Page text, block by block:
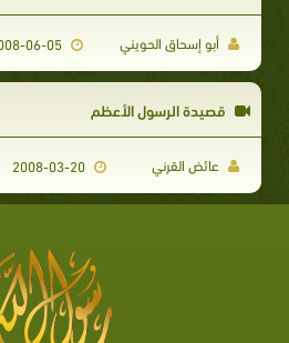
أبو إسحاق الحويني 2008-06-05
قصيدة الرسول الأعظم
عائض القرني